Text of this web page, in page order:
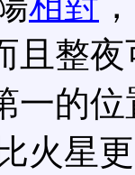
且整
一的
火星